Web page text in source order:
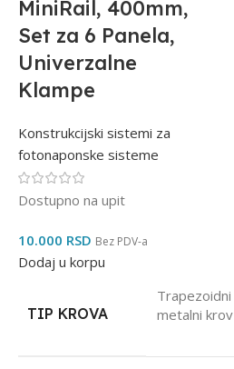
MiniRail, 400mm,
Set za 6 Panela,
Univerzalne
Klampe
Konstrukcijski sistemi za
fotonaponske sisteme
Dostupno na upit
10.000 RSD Bez PDV-a
Dodaj u korpu
TIP KROVA
Trapezoidni
metalni krov